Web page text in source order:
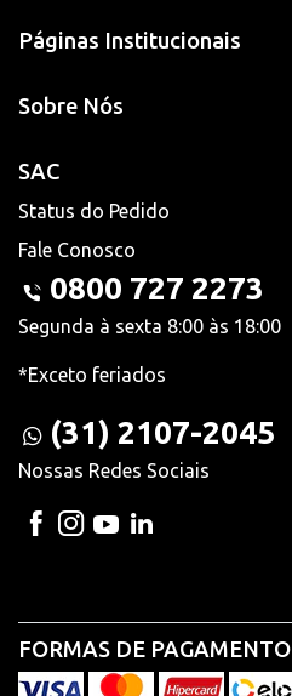
Páginas Institucionais
Sobre Nós
SAC
Status do Pedido
Fale Conosco
0800 727 2273
Segunda à sexta 8:00 às 18:00
*Exceto feriados
(31) 2107-2045
Nossas Redes Sociais
FORMAS DE PAGAMENTO